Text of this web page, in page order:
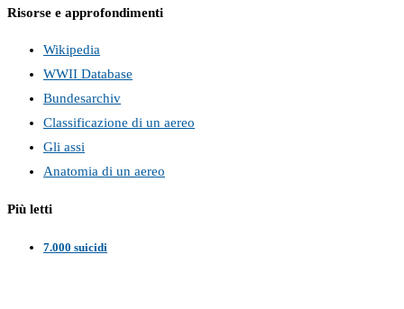
Risorse e approfondimenti
Wikipedia
WWII Database
Bundesarchiv
Classificazione di un aereo
Gli assi
Anatomia di un aereo
Più letti
7.000 suicidi